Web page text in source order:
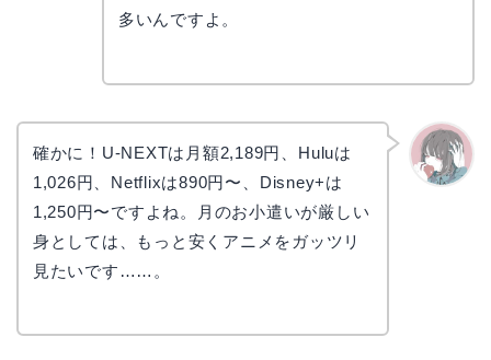
多いんですよ。
確かに！U-NEXTは月額2,189円、Huluは
1,026円、Netflixは890円〜、Disney+は
1,250円〜ですよね。月のお小遣いが厳しい
身としては、もっと安くアニメをガッツリ
見たいです……。